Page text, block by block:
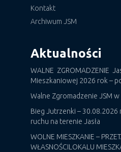
Kontakt
Archiwum JSM
Aktualności
WALNE ZGROMADZENIE
Mieszkaniowej 2026 rok –
Walne Zgromadzenie JSM
Bieg Jutrzenki –
ruchu na terenie Jasła
WOLNE MIESZKANIE –
WŁASNOŚCILOKALU